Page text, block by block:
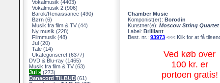
Vokalmusik (4403)
Vokalmusik 2 (906)
Barok/Renaissance (490)
Børn (6)
Musik fra film & TV (44)
Ny musik (228)
Filmmusik (48)
Jul (20)
Tale (14)
Ukategoriseret (6377)
DVD & Blu-ray (1465)
Musik fra film & TV (63)
Jul » (273)
Danacord TILBUD (61)
Chamber Music
Komponist(er): Borodin
Kunstner(e): Moscow String Quartet
Label: Brilliant
Best. nr.: 93973 <<< Klik for at få
Ved køb over
100 kr. er
portoen gratis!